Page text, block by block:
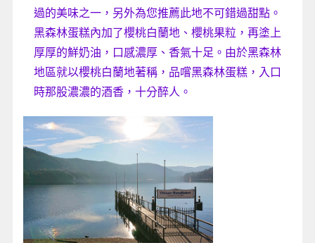
過的美味之一，另外為您推薦此地不可錯過甜點。
黑森林蛋糕內加了櫻桃白蘭地、櫻桃果粒，再塗上
厚厚的鮮奶油，口感濃厚、香氣十足。由於黑森林
地區就以櫻桃白蘭地著稱，品嚐黑森林蛋糕，入口
時那股濃濃的酒香，十分醉人。